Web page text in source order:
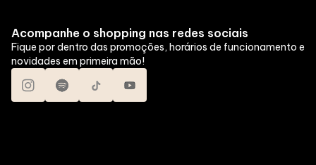
Acompanhe o shopping nas redes sociais
Fique por dentro das promoções, horários de funcionamento e
novidades em primeira mão!